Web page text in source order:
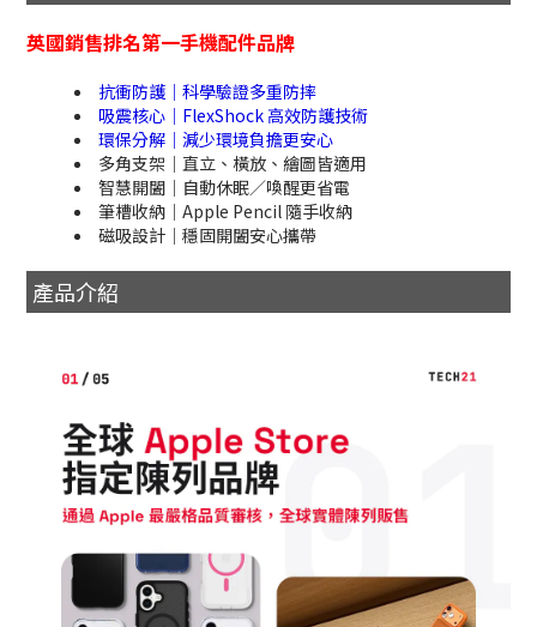
英國銷售排名第一手機配件品牌
抗衝防護｜科學驗證多重防摔
吸震核心｜FlexShock 高效防護技術
環保分解｜減少環境負擔更安心
多角支架｜直立、橫放、繪圖皆適用
智慧開闔｜自動休眠／喚醒更省電
筆槽收納｜Apple Pencil 隨手收納
磁吸設計｜穩固開闔安心攜帶
產品介紹